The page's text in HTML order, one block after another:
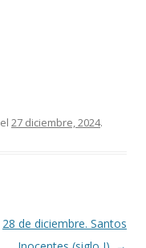
el 27 diciembre, 2024.
28 de diciembre. Santos